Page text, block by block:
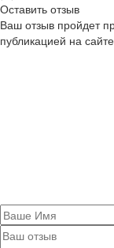
Оставить отзыв
Ваш отзыв пройдет
публикацией на